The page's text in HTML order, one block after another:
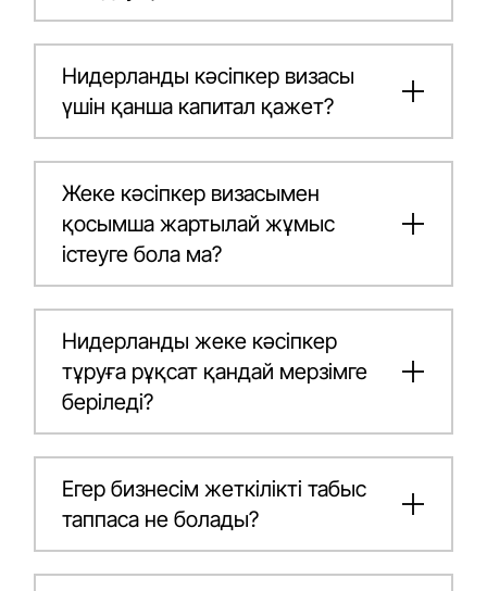
Нидерланды кәсіпкер визасы
үшін қанша капитал қажет?
Жеке кәсіпкер визасымен
қосымша жартылай жұмыс
істеуге бола ма?
Нидерланды жеке кәсіпкер
тұруға рұқсат қандай мерзімге
беріледі?
Егер бизнесім жеткілікті табыс
таппаса не болады?